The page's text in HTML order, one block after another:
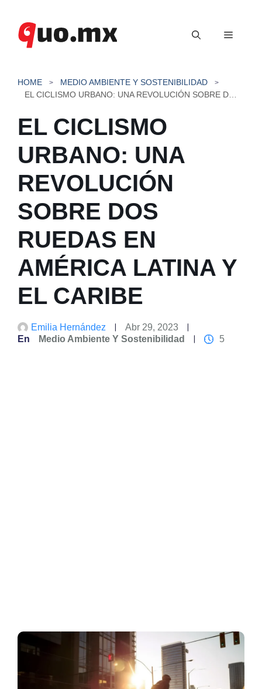
contenido
Menú
HOME
MEDIO AMBIENTE Y SOSTENIBILIDAD
EL CICLISMO
URBANO: UNA
REVOLUCIÓN
SOBRE DOS
RUEDAS EN
AMÉRICA LATINA Y
EL CARIBE
Emilia Hernández
Abr 29, 2023
En
Medio Ambiente Y Sostenibilidad 5